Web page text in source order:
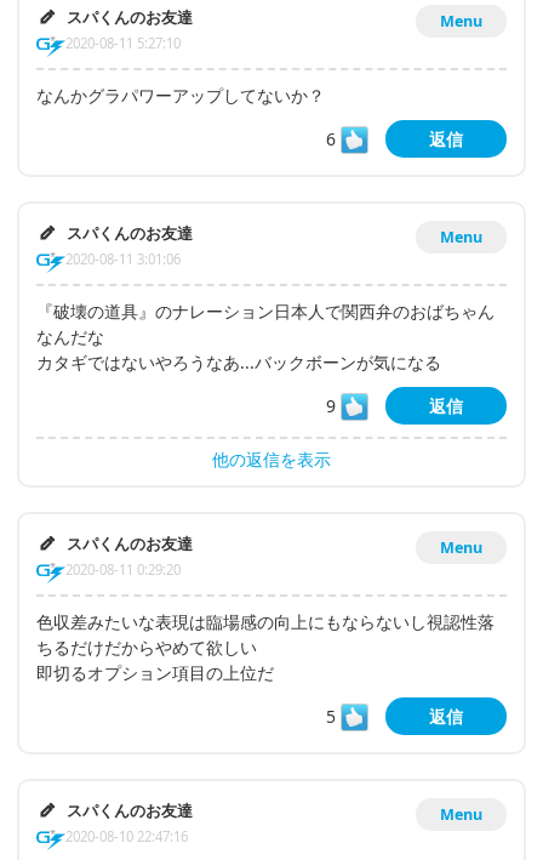
Menu
スパくんのお友達
2020-08-11 5:27:10
なんかグラパワーアップしてないか？
6
返信
Menu
スパくんのお友達
2020-08-11 3:01:06
『破壊の道具』のナレーション日本人で関西弁のおばちゃん
なんだな
カタギではないやろうなあ...バックボーンが気になる
9
返信
他の返信を表示
Menu
スパくんのお友達
2020-08-11 0:29:20
色収差みたいな表現は臨場感の向上にもならないし視認性落
ちるだけだからやめて欲しい
即切るオプション項目の上位だ
5
返信
Menu
スパくんのお友達
2020-08-10 22:47:16